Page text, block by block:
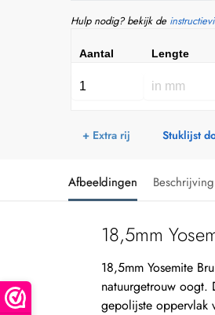
Hulp nodig? bekijk de
Aantal Lengte
+ Extra rij Stuklijst
Afbeeldingen Beschrijving
18,5mm
18,5mm Yosemite
natuurgetrouw oogt.
gepolijste oppervlak